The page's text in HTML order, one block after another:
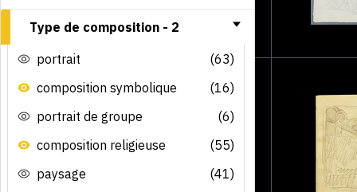
Type de composition - 2
portrait
(63)
composition symbolique
(16)
portrait de groupe
(6)
composition religieuse
(55)
paysage
(41)